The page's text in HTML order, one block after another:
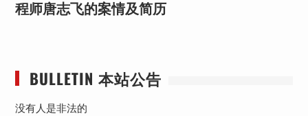
程师唐志飞的案情及简历
BULLETIN 本站公告
没有人是非法的